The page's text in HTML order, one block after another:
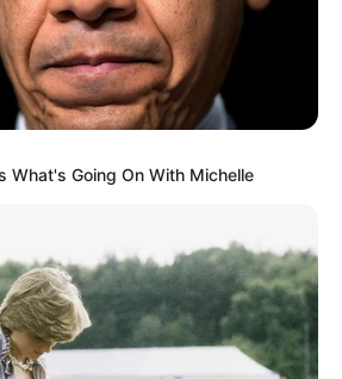
What's Going On With Michelle